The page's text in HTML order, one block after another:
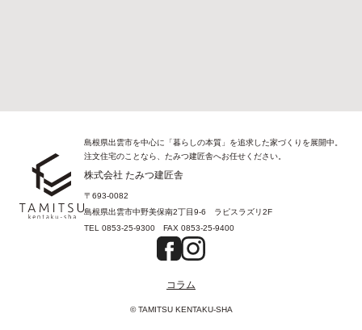
島根県出雲市を中心に「暮らしの本質」を追求した家づくりを展開中。
注文住宅のことなら、たみつ建匠舎へお任せください。
株式会社 たみつ建匠舎
〒693-0082
島根県出雲市中野美保南2丁目9-6 ラピスラズリ2F
TEL 0853-25-9300 FAX 0853-25-9400
コラム
© TAMITSU KENTAKU-SHA